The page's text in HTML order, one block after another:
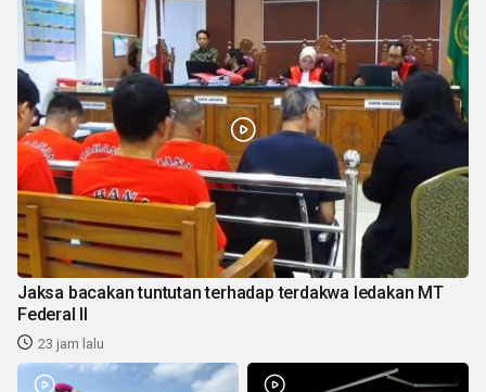
Jaksa bacakan tuntutan terhadap terdakwa ledakan MT
Federal II
23 jam lalu